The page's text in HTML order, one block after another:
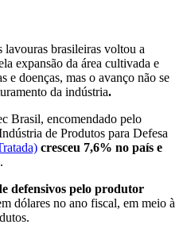
lavouras brasileiras voltou a
expansão da área cultivada e
e doenças, mas o avanço não se
da indústria.
Brasil, encomendado pelo
de Produtos para Defesa
cresceu 7,6% no país e
.
defensivos pelo produtor
dólares no ano fiscal, em meio à